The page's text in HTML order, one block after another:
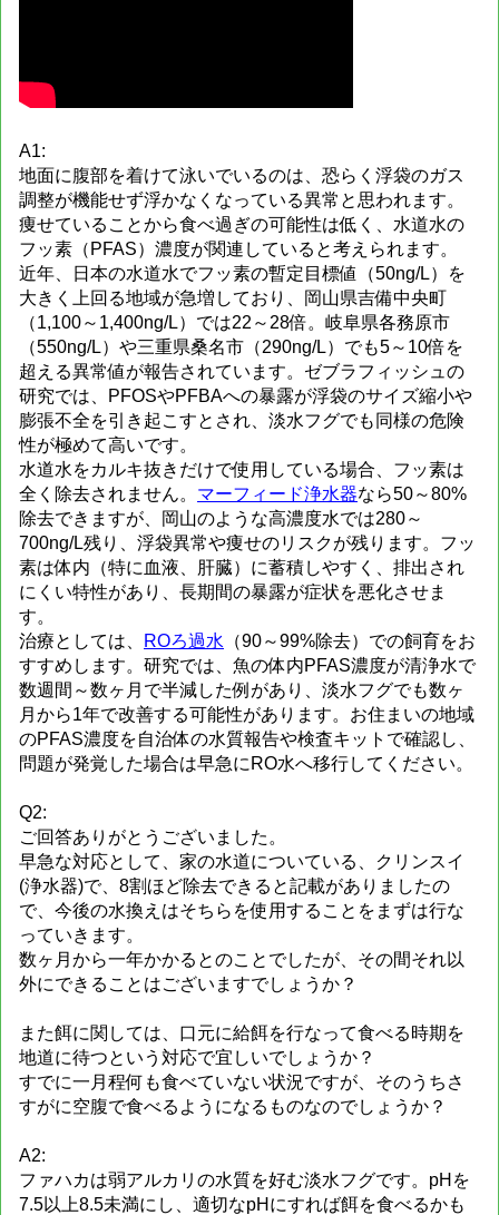
A1:
地面に腹部を着けて泳いでいるのは、恐らく浮袋のガス
調整が機能せず浮かなくなっている異常と思われます。
痩せていることから食べ過ぎの可能性は低く、水道水の
フッ素（PFAS）濃度が関連していると考えられます。
近年、日本の水道水でフッ素の暫定目標値（50ng/L）を
大きく上回る地域が急増しており、岡山県吉備中央町
（1,100～1,400ng/L）では22～28倍。岐阜県各務原市
（550ng/L）や三重県桑名市（290ng/L）でも5～10倍を
超える異常値が報告されています。ゼブラフィッシュの
研究では、PFOSやPFBAへの暴露が浮袋のサイズ縮小や
膨張不全を引き起こすとされ、淡水フグでも同様の危険
性が極めて高いです。
水道水をカルキ抜きだけで使用している場合、フッ素は
全く除去されません。 マーフィード浄水器なら50～80%
除去できますが、岡山のような高濃度水では280～
700ng/L残り、浮袋異常や痩せのリスクが残ります。フッ
素は体内（特に血液、肝臓）に蓄積しやすく、排出され
にくい特性があり、長期間の暴露が症状を悪化させま
す。
治療としては、
ROろ過水 （90～99%除去）での飼育をお
すすめします。研究では、魚の体内PFAS濃度が清浄水で
数週間～数ヶ月で半減した例があり、淡水フグでも数ヶ
月から1年で改善する可能性があります。お住まいの地域
のPFAS濃度を自治体の水質報告や検査キットで確認し、
問題が発覚した場合は早急にRO水へ移行してください。
Q2:
ご回答ありがとうございました。
早急な対応として、家の水道についている、クリンスイ
(浄水器)で、8割ほど除去できると記載がありましたの
で、今後の水換えはそちらを使用することをまずは行な
っていきます。
数ヶ月から一年かかるとのことでしたが、その間それ以
外にできることはございますでしょうか？
また餌に関しては、口元に給餌を行なって食べる時期を
地道に待つという対応で宜しいでしょうか？
すでに一月程何も食べていない状況ですが、そのうちさ
すがに空腹で食べるようになるものなのでしょうか？
A2:
ファハカは弱アルカリの水質を好む淡水フグです。pHを
7.5以上8.5未満にし、適切なpHにすれば餌を食べるかも